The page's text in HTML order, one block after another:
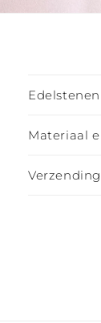
I
k
a
Materiaal